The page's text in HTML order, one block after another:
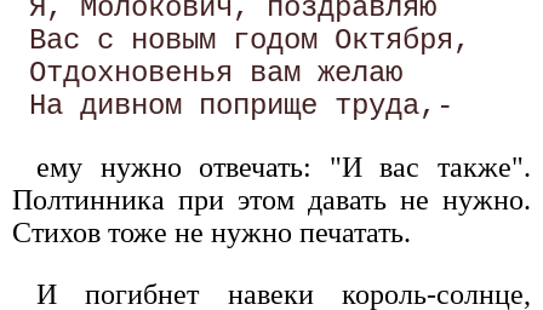
Я, Молокович, поздравляю
Вас с новым годом Октября,
Отдохновенья вам желаю
ему нужно отвечать: "И вас также".
Полтинника при этом давать не нужно.
Стихов тоже не нужно печатать.
И погибнет навеки король-солнце,